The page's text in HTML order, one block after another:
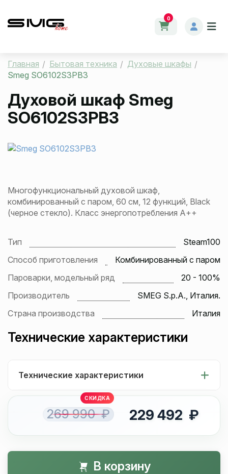
0
Главная Бытовая техника
Духовые шкафы
Smeg SO6102S3PB3
Духовой шкаф Smeg
SO6102S3PB3
Многофункциональный духовой шкаф,
комбинированный с паром, 60 см, 12 функций, Black
(черное стекло). Класс энергопотребления А++
Тип
Steam100
Способ приготовления
Комбинированный с паром
Пароварки, модельный ряд
20 - 100%
Производитель
SMEG S.p.A., Италия.
Страна производства
Италия
Технические характеристики
Технические характеристики
269 990 ₽ 229 492 ₽
В корзину